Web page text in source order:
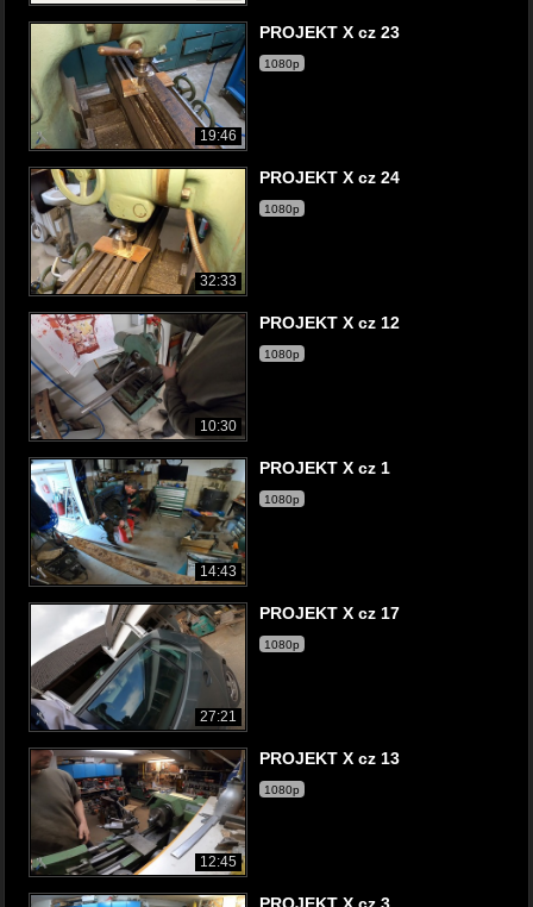
19:46
PROJEKT X cz 23
1080p
32:33
PROJEKT X cz 24
1080p
10:30
PROJEKT X cz 12
1080p
14:43
PROJEKT X cz 1
1080p
27:21
PROJEKT X cz 17
1080p
12:45
PROJEKT X cz 13
1080p